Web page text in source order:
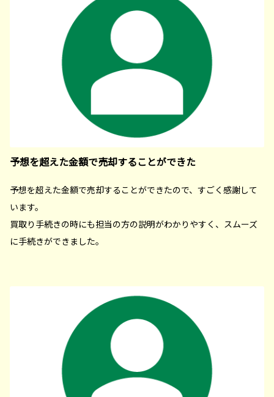
予想を超えた金額で売却することができた
予想を超えた金額で売却することができたので、すごく感謝して
います。
買取り手続きの時にも担当の方の説明がわかりやすく、スムーズ
に手続きができました。